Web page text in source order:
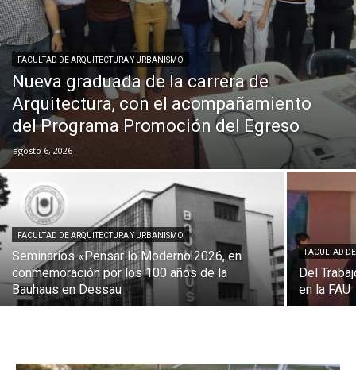
FACULTAD DE ARQUITECTURA Y URBANISMO
Nueva graduada de la carrera de
Arquitectura, con el acompañamiento
del Programa Promoción del Egreso
agosto 6, 2026
FACULTAD DE ARQUITECTURA Y URBANISMO
Seminarios «Pensar lo Moderno 2026, en
conmemoración por los 100 años de la
Bauhaus en Dessau
FACULTAD
Del
en la FAU